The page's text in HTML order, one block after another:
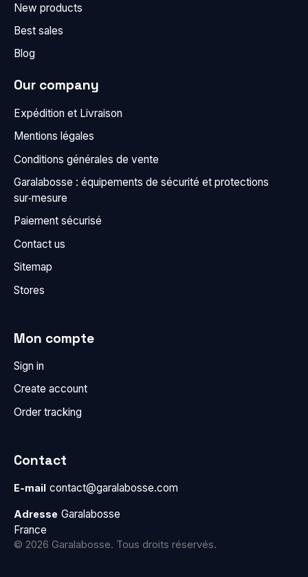
New products
Best sales
Blog
Our company
Expédition et Livraison
Mentions légales
Conditions générales de vente
Garalabosse : équipements de sécurité et protections
sur‑mesure
Paiement sécurisé
Contact us
Sitemap
Stores
Mon compte
Sign in
Create account
Order tracking
Contact
E-mail contact@garalabosse.com
Adresse Garalabosse
France
© 2026 Garalabosse. Tous droits réservés.